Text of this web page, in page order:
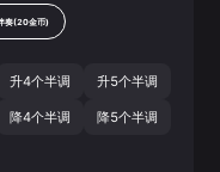
奏(20金币)
升4个半调 升5个半调
降4个半调 降5个半调